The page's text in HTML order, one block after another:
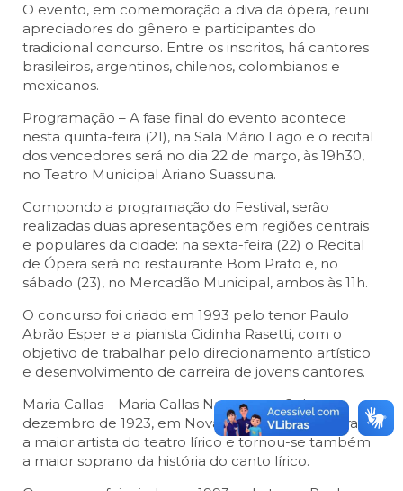
O evento, em comemoração a diva da ópera, reuni
apreciadores do gênero e participantes do
tradicional concurso. Entre os inscritos, há cantores
brasileiros, argentinos, chilenos, colombianos e
mexicanos.
Programação – A fase final do evento acontece
nesta quinta-feira (21), na Sala Mário Lago e o recital
dos vencedores será no dia 22 de março, às 19h30,
no Teatro Municipal Ariano Suassuna.
Compondo a programação do Festival, serão
realizadas duas apresentações em regiões centrais
e populares da cidade: na sexta-feira (22) o Recital
de Ópera será no restaurante Bom Prato e, no
sábado (23), no Mercadão Municipal, ambos às 11h.
O concurso foi criado em 1993 pelo tenor Paulo
Abrão Esper e a pianista Cidinha Rasetti, com o
objetivo de trabalhar pelo direcionamento artístico
e desenvolvimento de carreira de jovens cantores.
Maria Callas – Maria Callas Nasceu em 2 de
dezembro de 1923, em Nova Iorque. É considerada
a maior artista do teatro lírico e tornou-se também
a maior soprano da história do canto lírico.